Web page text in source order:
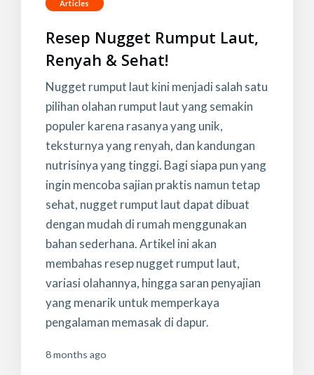
Articles
Resep Nugget Rumput Laut,
Renyah & Sehat!
Nugget rumput laut kini menjadi salah satu
pilihan olahan rumput laut yang semakin
populer karena rasanya yang unik,
teksturnya yang renyah, dan kandungan
nutrisinya yang tinggi. Bagi siapa pun yang
ingin mencoba sajian praktis namun tetap
sehat, nugget rumput laut dapat dibuat
dengan mudah di rumah menggunakan
bahan sederhana. Artikel ini akan
membahas resep nugget rumput laut,
variasi olahannya, hingga saran penyajian
yang menarik untuk memperkaya
pengalaman memasak di dapur.
8 months ago